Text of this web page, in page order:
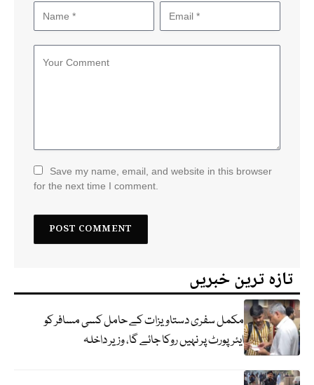
Save my name, email, and website in this browser
for the next time I comment.
تازہ ترین خبریں
مکمل سفری دستاویزات کے حامل کسی مسافر کو
ایئرپورٹ پر نہیں روکا جائے گا، وزیر داخلہ